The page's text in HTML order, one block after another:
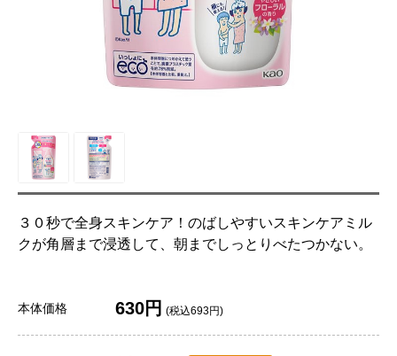
３０秒で全身スキンケア！のばしやすいスキンケアミル
クが角層まで浸透して、朝までしっとりべたつかない。
本体価格 630円 (税込693円)